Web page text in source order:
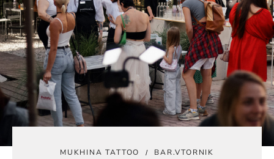
MUKHINA TATTOO BAR.VTORNIK